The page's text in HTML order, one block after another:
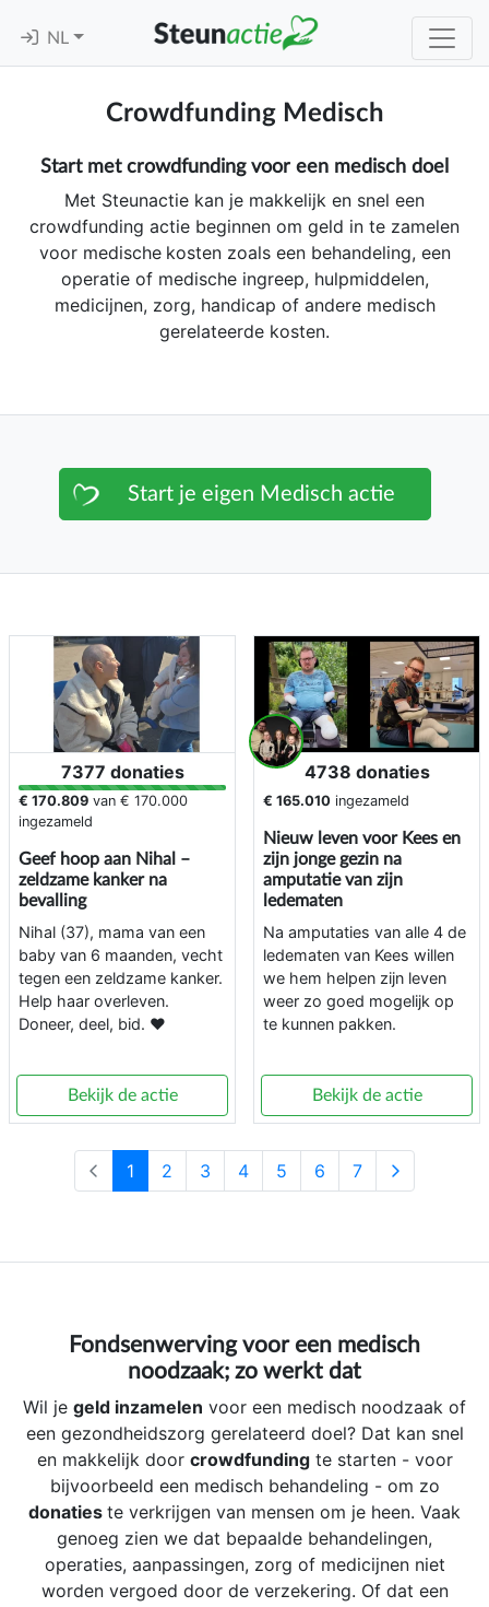
NL
Crowdfunding Medisch
Start met crowdfunding voor een medisch doel
Met Steunactie kan je makkelijk en snel een
crowdfunding actie beginnen om geld in te zamelen
voor medische kosten zoals een behandeling, een
operatie of medische ingreep, hulpmiddelen,
medicijnen, zorg, handicap of andere medisch
gerelateerde kosten.
Start je eigen Medisch actie
7377 donaties
€ 170.809 van € 170.000
ingezameld
Geef hoop aan Nihal –
zeldzame kanker na
bevalling
Nihal (37), mama van een
baby van 6 maanden, vecht
tegen een zeldzame kanker.
Help haar overleven.
Doneer, deel, bid. ❤️
Bekijk de actie
4738 donaties
€ 165.010 ingezameld
Nieuw leven voor Kees en
zijn jonge gezin na
amputatie van zijn
ledematen
Na amputaties van alle 4 de
ledematen van Kees willen
we hem helpen zijn leven
weer zo goed mogelijk op
te kunnen pakken.
Bekijk de actie
1 2 3 4 5 6 7
Fondsenwerving voor een medisch
noodzaak; zo werkt dat
Wil je geld inzamelen voor een medisch noodzaak of
een gezondheidszorg gerelateerd doel? Dat kan snel
en makkelijk door crowdfundingte starten - voor
bijvoorbeeld een medisch behandeling - om zo
donaties te verkrijgen van mensen om je heen. Vaak
genoeg zien we dat bepaalde behandelingen,
operaties, aanpassingen, zorg of medicijnen niet
worden vergoed door de verzekering. Of dat een